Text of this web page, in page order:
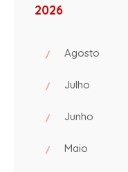
2026
Agosto
Julho
Junho
Maio